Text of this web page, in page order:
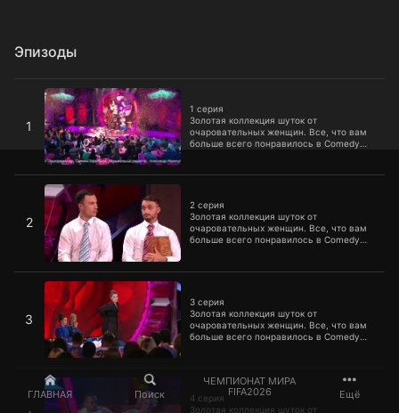
ГЛАВНАЯ Поиск
ЧЕМПИОНАТ МИРА
FIFA2026
Ещё
Эпизоды
1
1 серия
Золотая коллекция шуток от
очаровательных женщин. Все, что вам
больше всего понравилось в Comedy
захватывающее и интересное вы
1 серия
2
2 серия
Золотая коллекция шуток от
очаровательных женщин. Все, что вам
больше всего понравилось в Comedy
захватывающее и интересное вы
2 серия
3
3 серия
Золотая коллекция шуток от
очаровательных женщин. Все, что вам
больше всего понравилось в Comedy
найдете здесь.
3 серия
4 серия
Золотая коллекция шуток от
4 серия